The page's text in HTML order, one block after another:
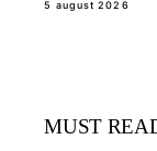
5 august 2026
MUST